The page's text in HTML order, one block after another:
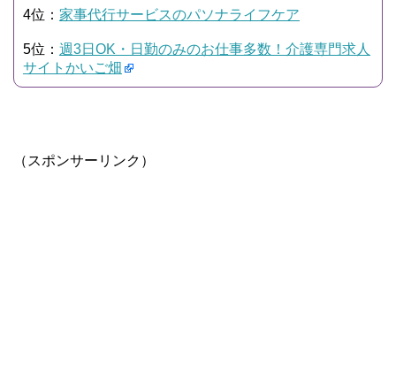
4位： 家事代行サービスのパソナライフケア
5位： 週3日OK・日勤のみのお仕事多数！介護専門求人
サイトかいご畑
（スポンサーリンク）